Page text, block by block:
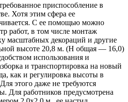
приспособление в
Хотя этим сфера ее
С ее помощью можно
работ, в том числе монтаж
масштабных декораций и другие
высоте 20,8 м. (H общая — 16,0)
использования и
и транспортировка на новый
как и регулировка высоты в
этого даже не требуются
Для работников предусмотрена